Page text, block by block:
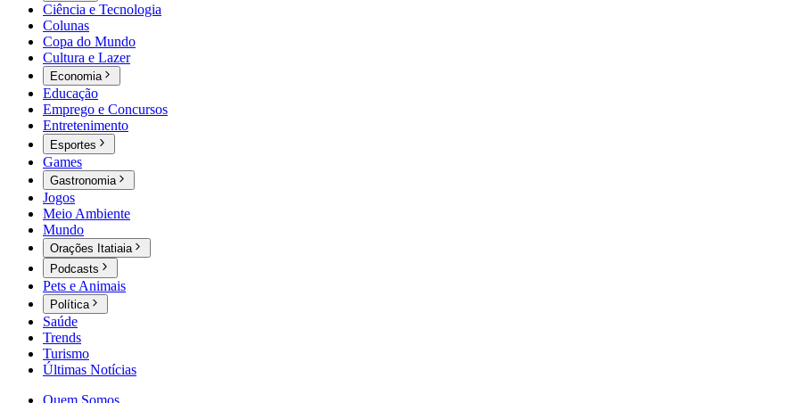
Ciência e Tecnologia
Colunas
Copa do Mundo
Cultura e Lazer
Economia
Educação
Emprego e Concursos
Entretenimento
Esportes
Games
Gastronomia
Jogos
Meio Ambiente
Mundo
Orações Itatiaia
Podcasts
Pets e Animais
Política
Saúde
Trends
Turismo
Últimas Notícias
Quem Somos